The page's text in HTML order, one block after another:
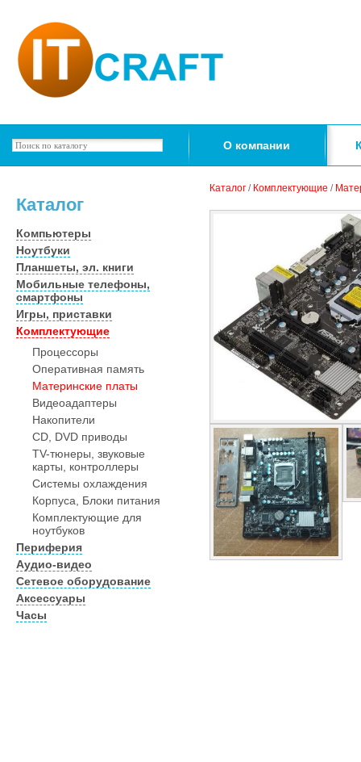
О компании
Каталог
Компьютеры
Ноутбуки
Планшеты, эл. книги
Мобильные телефоны,
смартфоны
Игры, приставки
Комплектующие
Процессоры
Оперативная память
Материнские платы
Видеоадаптеры
Накопители
CD, DVD приводы
TV-тюнеры, звуковые
карты, контроллеры
Системы охлаждения
Корпуса, Блоки питания
Комплектующие для
ноутбуков
Периферия
Аудио-видео
Сетевое оборудование
Аксессуары
Часы
Каталог / Комплектующие /